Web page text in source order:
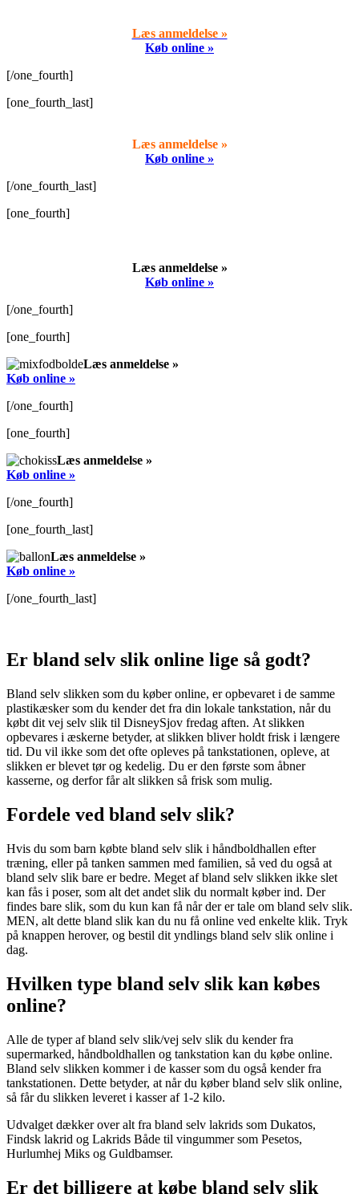
Læs anmeldelse »
Køb online »
[/one_fourth]
[one_fourth_last]
Læs anmeldelse »
Køb online »
[/one_fourth_last]
[one_fourth]
Læs anmeldelse »
Køb online »
[/one_fourth]
[one_fourth]
Læs anmeldelse »
Køb online »
[/one_fourth]
[one_fourth]
Læs anmeldelse »
Køb online »
[/one_fourth]
[one_fourth_last]
Læs anmeldelse »
Køb online »
[/one_fourth_last]
Er bland selv slik online lige så godt?
Bland selv slikken som du køber online, er opbevaret i de samme
plastikæsker som du kender det fra din lokale tankstation, når du
købt dit vej selv slik til DisneySjov fredag aften. At slikken
opbevares i æskerne betyder, at slikken bliver holdt frisk i længere
tid. Du vil ikke som det ofte opleves på tankstationen, opleve, at
slikken er blevet tør og kedelig. Du er den første som åbner
kasserne, og derfor får alt slikken så frisk som mulig.
Fordele ved bland selv slik?
Hvis du som barn købte bland selv slik i håndboldhallen efter
træning, eller på tanken sammen med familien, så ved du også at
bland selv slik bare er bedre. Meget af bland selv slikken ikke slet
kan fås i poser, som alt det andet slik du normalt køber ind. Der
findes bare slik, som du kun kan få når der er tale om bland selv slik.
MEN, alt dette bland slik kan du nu få online ved enkelte klik. Tryk
på knappen herover, og bestil dit yndlings bland selv slik online i
dag.
Hvilken type bland selv slik kan købes
online?
Alle de typer af bland selv slik/vej selv slik du kender fra
supermarked, håndboldhallen og tankstation kan du købe online.
Bland selv slikken kommer i de kasser som du også kender fra
tankstationen. Dette betyder, at når du køber bland selv slik online,
så får du slikken leveret i kasser af 1-2 kilo.
Udvalget dækker over alt fra bland selv lakrids som Dukatos,
Findsk lakrid og Lakrids Både til vingummer som Pesetos,
Hurlumhej Miks og Guldbamser.
Er det billigere at købe bland selv slik